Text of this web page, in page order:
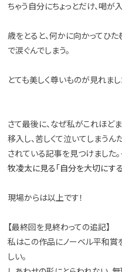
ちゃう自分にちょっとだけ、喝が
歳をとると、何かに向かってひ
で涙ぐんでしまう。
とても美しく尊いものが見れまし
さて最後に、なぜ私がこれほどま
移入し、苦しくて泣いてしまう
されている記事を見つけました
牧凌太に見る「自分を大切にする
現場からは以上です！
【最終回を見終わっての追記】
私はこの作品にノーベル平和賞
しい。